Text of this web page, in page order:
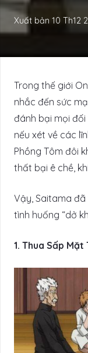
Xuất bản 10 Th12
Trong thế giới
nhắc đến sức
đánh bại mọi đối
nếu xét về các
Phồng Tôm đôi
thất bại ê chề,
Vậy, Saitama
tình huống “dở
1. Thua Sấp